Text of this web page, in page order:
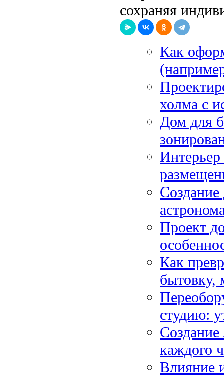
сохраняя
Как
холма с
Дом для
Проект
Как
бытовку,
студию:
Создание
каждого
Влияние